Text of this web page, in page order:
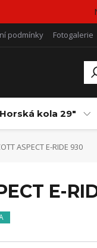
podmínky Fotogalerie
Horská kola 29"
ASPECT E-RIDE 930
E-